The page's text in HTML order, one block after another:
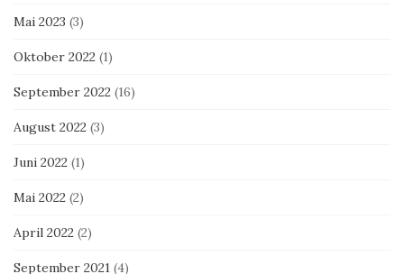
Mai 2023 (3)
Oktober 2022 (1)
September 2022 (16)
August 2022 (3)
Juni 2022 (1)
Mai 2022 (2)
April 2022 (2)
September 2021 (4)